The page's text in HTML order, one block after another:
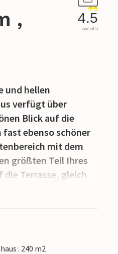
,
4.5
out of 5
und hellen
verfügt über
Blick auf die
fast ebenso schöner
mit dem
größten Teil Ihres
Terrasse, gleich
mit
ist zu jeder
guten Drink
Pool ist mit einem
: 240 m2